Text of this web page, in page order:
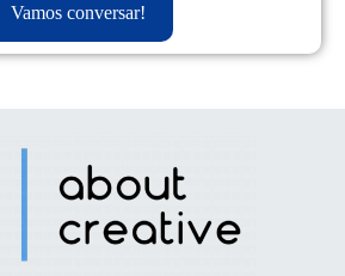
Vamos conversar!